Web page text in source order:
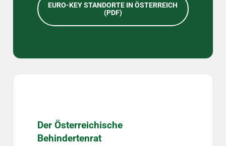
EURO-KEY STANDORTE IN ÖSTERREICH
(PDF)
Der Österreichische
Behindertenrat